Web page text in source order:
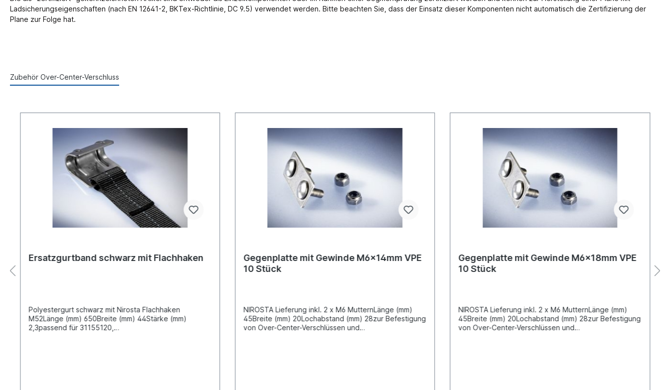
Ladsicherungseigenschaften (nach EN 12641-2, BKTex-Richtlinie, DC 9.5) verwendet werden. Bitte beachten Sie, dass der Einsatz dieser Komponenten nicht automatisch die Zertifizierung der
Plane zur Folge hat.
Zubehör Over-Center-Verschluss
Ersatzgurtband schwarz mit Flachhaken
Polyestergurt schwarz mit Nirosta Flachhaken
M52Länge (mm) 650Breite (mm) 44Stärke (mm)
2,3passend für 31155120,
Gegenplatte mit Gewinde M6x14mm VPE
10 Stück
NIROSTA Lieferung inkl. 2 x M6 MutternLänge (mm)
45Breite (mm) 20Lochabstand (mm) 28zur Befestigung
von Over-Center-Verschlüssen und
Gegenplatte mit Gewinde M6x18mm VPE
10 Stück
NIROSTA Lieferung inkl. 2 x M6 MutternLänge (mm)
45Breite (mm) 20Lochabstand (mm) 28zur Befestigung
von Over-Center-Verschlüssen und